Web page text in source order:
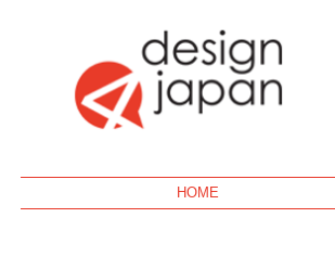
Geek
HOME